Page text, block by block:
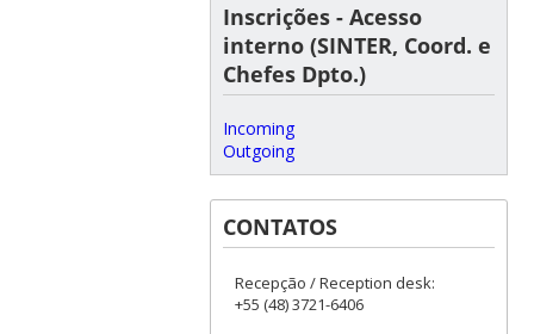
Inscrições - Acesso
interno (SINTER, Coord. e
Chefes Dpto.)
Incoming
Outgoing
CONTATOS
Recepção / Reception desk:
+55 (48) 3721-6406